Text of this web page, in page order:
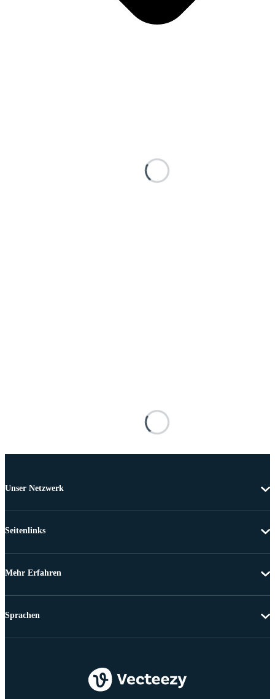
Unser Netzwerk
Seitenlinks
Mehr Erfahren
Sprachen